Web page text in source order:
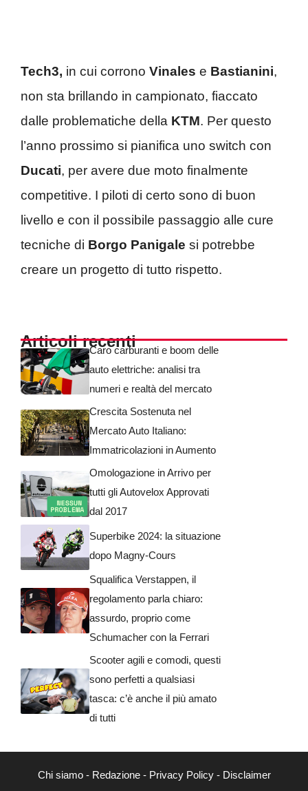
Tech3, in cui corrono Vinales e Bastianini,
non sta brillando in campionato, fiaccato
dalle problematiche della KTM. Per questo
l’anno prossimo si pianifica uno switch con
Ducati, per avere due moto finalmente
competitive. I piloti di certo sono di buon
livello e con il possibile passaggio alle cure
tecniche di Borgo Panigale si potrebbe
creare un progetto di tutto rispetto.
Articoli recentiCaro carburanti e boom delle
auto elettriche: analisi tra
numeri e realtà del mercato
Crescita Sostenuta nel
Mercato Auto Italiano:
Immatricolazioni in Aumento
Omologazione in Arrivo per
tutti gli Autovelox Approvati
dal 2017
Superbike 2024: la situazione
dopo Magny-Cours
Squalifica Verstappen, il
regolamento parla chiaro:
assurdo, proprio come
Schumacher con la Ferrari
Scooter agili e comodi, questi
sono perfetti a qualsiasi
tasca: c’è anche il più amato
di tutti
Chi siamo- Redazione- Privacy Policy- Disclaimer